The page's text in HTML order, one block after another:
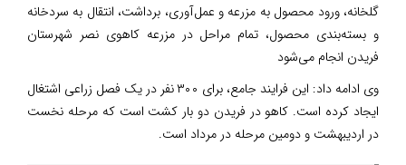
گلخانه، ورود محصول به مزرعه و عمل‌آوری، برداشت، انتقال به سردخانه
و بسته‌بندی محصول، تمام مراحل در مزرعه کاهوی نصر شهرستان
فریدن انجام می‌شود
وی ادامه داد: این فرایند جامع، برای ۳۰۰ نفر در یک فصل زراعی اشتغال
ایجاد کرده است. کاهو در فریدن دو بار کشت است که مرحله نخست
در اردیبهشت و دومین مرحله در مرداد است.